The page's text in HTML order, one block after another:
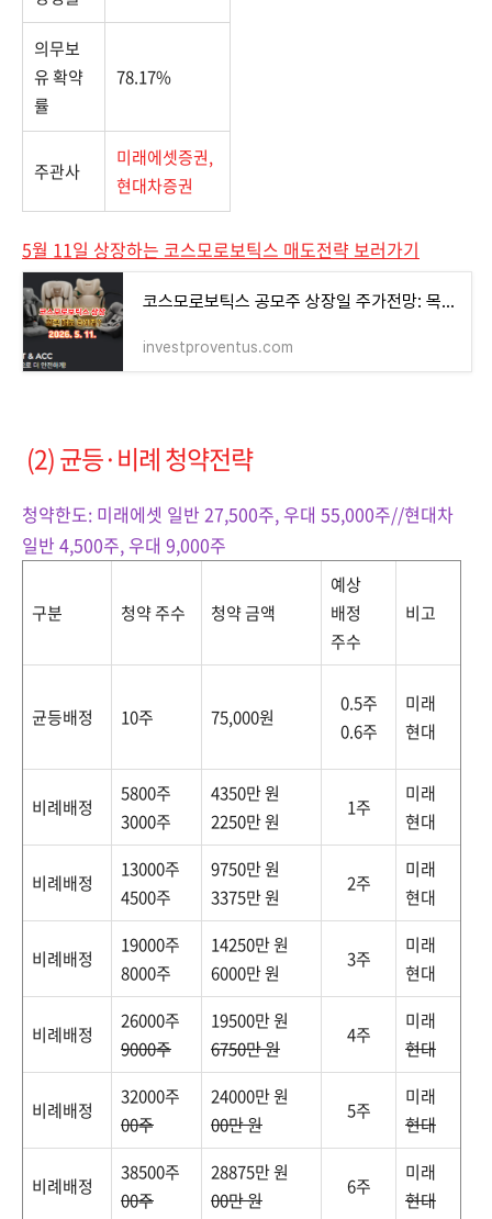
의무보
유 확약
률
78.17%
주관사
미래에셋증권,
현대차증권
5월 11일 상장하는 코스모로보틱스 매도전략 보러가기
코스모로보틱스 공모주 상장일 주가전망: 목표가, 매도전략
investproventus.com
(2) 균등·비례 청약전략
청약한도: 미래에셋 일반 27,500주, 우대 55,000주//현대차
일반 4,500주, 우대 9,000주
구분 청약 주수 청약 금액
예상
배정
주수
비고
균등배정 10주 75,000원
0.5주
0.6주
미래
현대
비례배정
5800주
3000주
4350만 원
2250만 원
1주
미래
현대
비례배정
13000주
4500주
9750만 원
3375만 원
2주
미래
현대
비례배정
19000주
8000주
14250만 원
6000만 원
3주
미래
현대
비례배정
26000주
9000주
19500만 원
6750만 원
4주
미래
현대
비례배정
32000주
00주
24000만 원
00만 원
5주
미래
현대
비례배정
38500주
00주
28875만 원
00만 원
6주
미래
현대